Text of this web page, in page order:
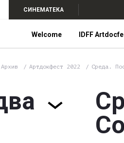
СИНЕМАТЕКА
Welcome IDFF
Архив Артдокфест 2022 Среда.